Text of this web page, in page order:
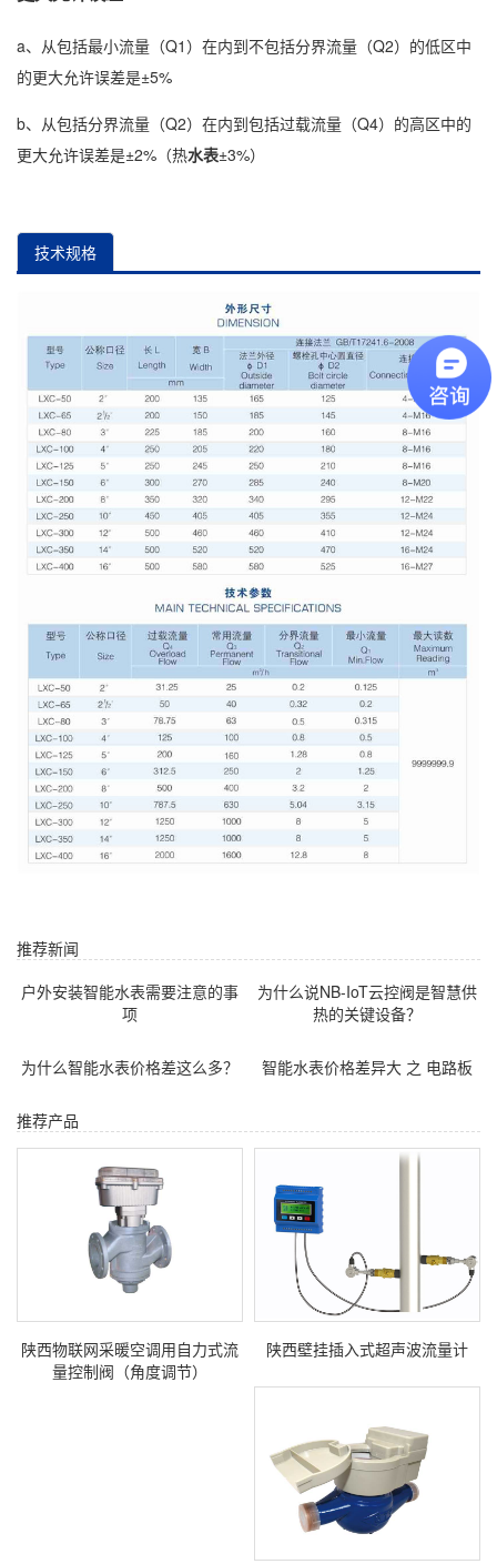
a、从包括最小流量（Q1）在内到不包括分界流量（Q2）的低区中
的更大允许误差是±5%
b、从包括分界流量（Q2）在内到包括过载流量（Q4）的高区中的
更大允许误差是±2%（热水表±3%）
技术规格
推荐新闻
户外安装智能水表需要注意的事
项
为什么说NB-IoT云控阀是智慧供
热的关键设备？
为什么智能水表价格差这么多？ 智能水表价格差异大 之 电路板
推荐产品
陕西物联网采暖空调用自力式流
量控制阀（角度调节）
陕西壁挂插入式超声波流量计